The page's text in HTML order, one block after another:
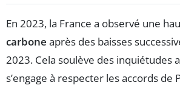
En 2023, la France a observé une
carbone après des baisses
2023. Cela soulève des inquiétudes
s’engage à respecter les accords de